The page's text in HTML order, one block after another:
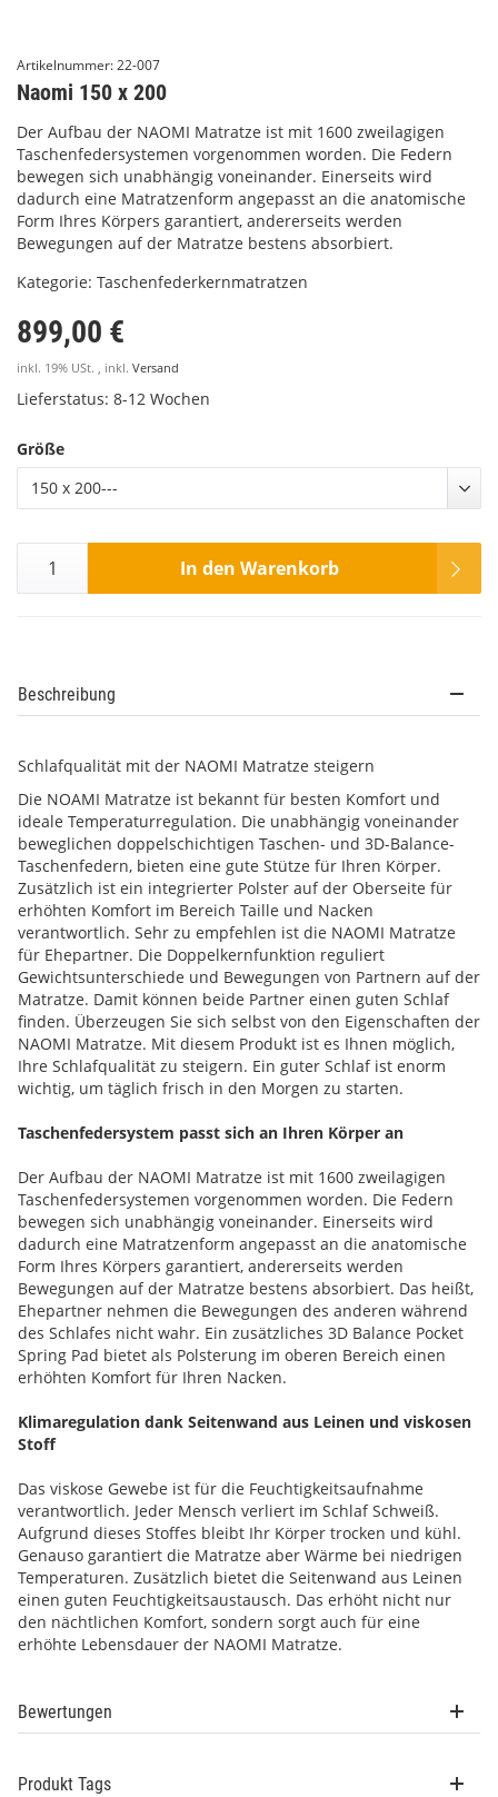
Artikelnummer: 22-007
Naomi 150 x 200
Der Aufbau der NAOMI Matratze ist mit 1600 zweilagigen
Taschenfedersystemen vorgenommen worden. Die Federn
bewegen sich unabhängig voneinander. Einerseits wird
dadurch eine Matratzenform angepasst an die anatomische
Form Ihres Körpers garantiert, andererseits werden
Bewegungen auf der Matratze bestens absorbiert.
Kategorie: Taschenfederkernmatratzen
899,00 €
inkl. 19% USt. , inkl. Versand
Lieferstatus: 8-12 Wochen
Größe
150 x 200---
In den Warenkorb
Beschreibung
Schlafqualität mit der NAOMI Matratze steigern
Die NOAMI Matratze ist bekannt für besten Komfort und
ideale Temperaturregulation. Die unabhängig voneinander
beweglichen doppelschichtigen Taschen- und 3D-Balance-
Taschenfedern, bieten eine gute Stütze für Ihren Körper.
Zusätzlich ist ein integrierter Polster auf der Oberseite für
erhöhten Komfort im Bereich Taille und Nacken
verantwortlich. Sehr zu empfehlen ist die NAOMI Matratze
für Ehepartner. Die Doppelkernfunktion reguliert
Gewichtsunterschiede und Bewegungen von Partnern auf der
Matratze. Damit können beide Partner einen guten Schlaf
finden. Überzeugen Sie sich selbst von den Eigenschaften der
NAOMI Matratze. Mit diesem Produkt ist es Ihnen möglich,
Ihre Schlafqualität zu steigern. Ein guter Schlaf ist enorm
wichtig, um täglich frisch in den Morgen zu starten.
Taschenfedersystem passt sich an Ihren Körper an
Der Aufbau der NAOMI Matratze ist mit 1600 zweilagigen
Taschenfedersystemen vorgenommen worden. Die Federn
bewegen sich unabhängig voneinander. Einerseits wird
dadurch eine Matratzenform angepasst an die anatomische
Form Ihres Körpers garantiert, andererseits werden
Bewegungen auf der Matratze bestens absorbiert. Das heißt,
Ehepartner nehmen die Bewegungen des anderen während
des Schlafes nicht wahr. Ein zusätzliches 3D Balance Pocket
Spring Pad bietet als Polsterung im oberen Bereich einen
erhöhten Komfort für Ihren Nacken.
Klimaregulation dank Seitenwand aus Leinen und viskosen
Stoff
Das viskose Gewebe ist für die Feuchtigkeitsaufnahme
verantwortlich. Jeder Mensch verliert im Schlaf Schweiß.
Aufgrund dieses Stoffes bleibt Ihr Körper trocken und kühl.
Genauso garantiert die Matratze aber Wärme bei niedrigen
Temperaturen. Zusätzlich bietet die Seitenwand aus Leinen
einen guten Feuchtigkeitsaustausch. Das erhöht nicht nur
den nächtlichen Komfort, sondern sorgt auch für eine
erhöhte Lebensdauer der NAOMI Matratze.
Bewertungen
Produkt Tags